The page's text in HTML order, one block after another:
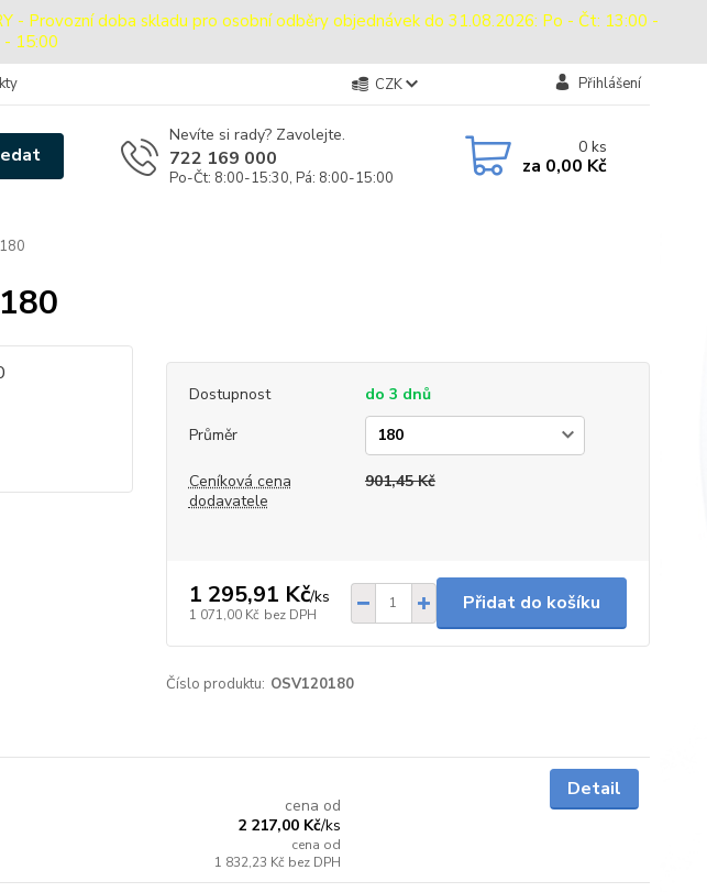
- Provozní doba skladu pro osobní odběry objednávek do 31.08.2026: Po - Čt: 13:00 -
- 15:00
CZK Přihlášení
Nevíte si rady? Zavolejte.
722 169 000
Po-Čt: 8:00-15:30, Pá: 8:00-15:00
0ks
za 0,00 Kč
Dostupnost
do 3 dnů
Průměr
Ceníková cena
dodavatele
901,45 Kč
1 295,91 Kč/ks
1 071,00 Kč bez DPH
Přidat do košíku
Číslo produktu: OSV120180
cena od
2 217,00 Kč/ks
cena od
1 832,23 Kč bez DPH
Detail